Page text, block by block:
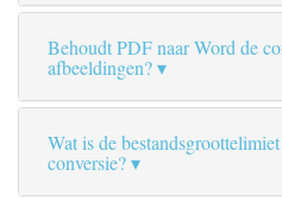
Behoudt PDF naar Word de
afbeeldingen?
Wat is de
conversie?